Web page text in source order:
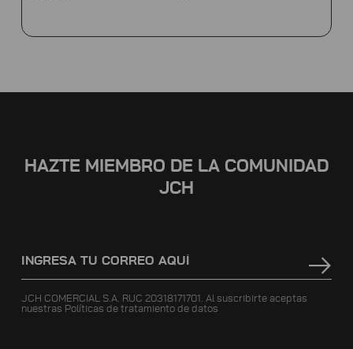
HAZTE MIEMBRO DE LA COMUNIDAD
JCH
JCH COMERCIAL S.A. RUC 20318171701. Al suscribirte aceptas
nuestras Políticas de tratamiento de datos